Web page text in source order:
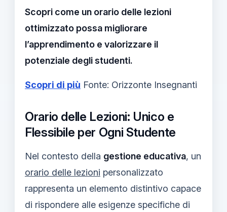
Scopri come un orario delle lezioni
ottimizzato possa migliorare
l’apprendimento e valorizzare il
potenziale degli studenti.
Scopri di più Fonte: Orizzonte Insegnanti
Orario delle Lezioni: Unico e
Flessibile per Ogni Studente
Nel contesto della gestione educativa, un
orario delle lezioni personalizzato
rappresenta un elemento distintivo capace
di rispondere alle esigenze specifiche di